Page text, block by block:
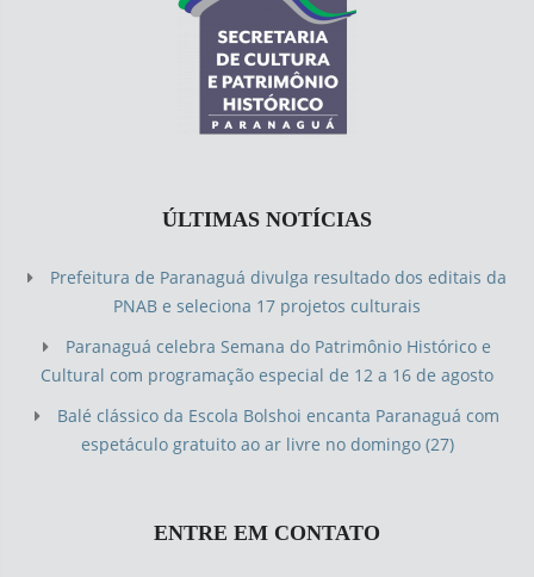
ÚLTIMAS NOTÍCIAS
Prefeitura de Paranaguá divulga resultado dos editais da
PNAB e seleciona 17 projetos culturais
Paranaguá celebra Semana do Patrimônio Histórico e
Cultural com programação especial de 12 a 16 de agosto
Balé clássico da Escola Bolshoi encanta Paranaguá com
espetáculo gratuito ao ar livre no domingo (27)
ENTRE EM CONTATO